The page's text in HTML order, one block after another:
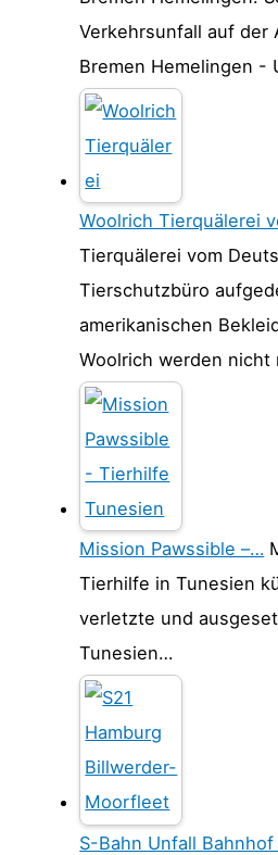
Verkehrsunfall auf der
Bremen Hemelingen -
Woolrich Tierquälerei
Tierquälerei vom
Tierschutzbüro
amerikanischen
Woolrich werden nicht
Mission Pawssible –…
Tierhilfe in Tunesien
verletzte und
Tunesien…
S-Bahn Unfall